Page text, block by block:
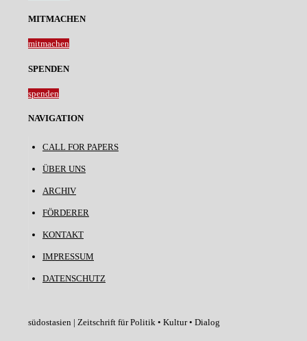
MITMACHEN
mitmachen
SPENDEN
spenden
NAVIGATION
CALL FOR PAPERS
ÜBER UNS
ARCHIV
FÖRDERER
KONTAKT
IMPRESSUM
DATENSCHUTZ
südostasien | Zeitschrift für Politik • Kultur • Dialog